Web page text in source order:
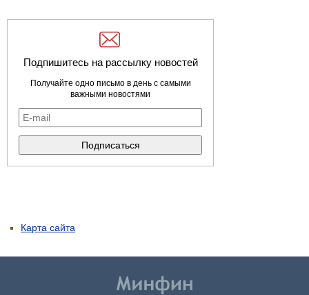
Подпишитесь на рассылку новостей
Получайте одно письмо в день с самыми
важными новостями
Карта сайта